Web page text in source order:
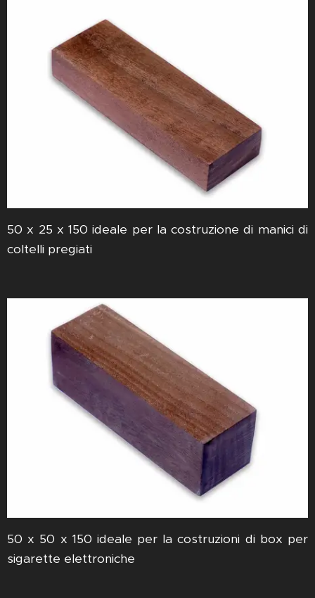
50 x 25 x 150 ideale per la costruzione di manici di
coltelli pregiati
50 x 50 x 150 ideale per la costruzioni di box per
sigarette elettroniche